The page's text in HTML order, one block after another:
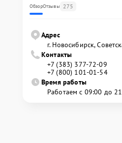
ОбзорОтзывы 275
Адрес
г. Новосибирск,
Контакты
+7 (383) 377-72-09
+7 (800) 101-01-54
Время работы
Работаем с 09:00 до